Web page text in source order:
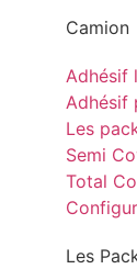
Camion
Adhésif
Adhésif
Les
Semi
Total
Les